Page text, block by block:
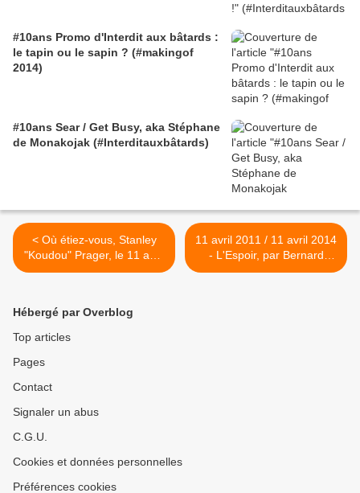
#10ans Promo d'Interdit aux bâtards :
le tapin ou le sapin ? (#makingof
2014)
#10ans Sear / Get Busy, aka Stéphane
de Monakojak (#Interditauxbâtards)
< Où étiez-vous, Stanley
"Koudou" Prager, le 11 avril
2011 ? #31 (et bon
11 avril 2011 / 11 avril 2014
- L'Espoir, par Bernard
Houdin, conseiller de
Hébergé par Overblog
Top articles
Pages
Contact
Signaler un abus
C.G.U.
Cookies et données personnelles
Préférences cookies